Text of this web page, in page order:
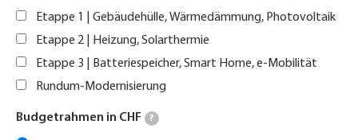
Etappe 1 | Gebäudehülle, Wärmedämmung, Photovoltaik
Etappe 2 | Heizung, Solarthermie
Etappe 3 | Batteriespeicher, Smart Home, e-Mobilität
Rundum-Modernisierung
Budgetrahmen in CHF ?